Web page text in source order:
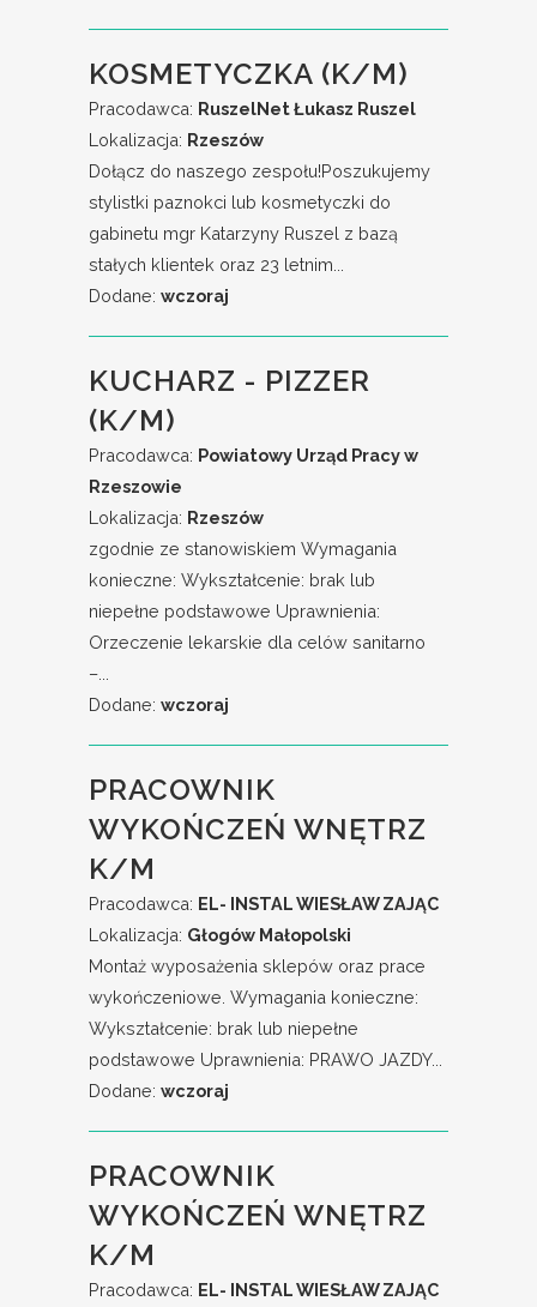
KOSMETYCZKA (K/M)
Pracodawca: RuszelNet Łukasz Ruszel
Lokalizacja: Rzeszów
Dołącz do naszego zespołu!Poszukujemy
stylistki paznokci lub kosmetyczki do
gabinetu mgr Katarzyny Ruszel z bazą
stałych klientek oraz 23 letnim...
Dodane: wczoraj
KUCHARZ - PIZZER
(K/M)
Pracodawca: Powiatowy Urząd Pracy w
Rzeszowie
Lokalizacja: Rzeszów
zgodnie ze stanowiskiem Wymagania
konieczne: Wykształcenie: brak lub
niepełne podstawowe Uprawnienia:
Orzeczenie lekarskie dla celów sanitarno
–...
Dodane: wczoraj
PRACOWNIK
WYKOŃCZEŃ WNĘTRZ
K/M
Pracodawca: EL- INSTAL WIESŁAW ZAJĄC
Lokalizacja: Głogów Małopolski
Montaż wyposażenia sklepów oraz prace
wykończeniowe. Wymagania konieczne:
Wykształcenie: brak lub niepełne
podstawowe Uprawnienia: PRAWO JAZDY...
Dodane: wczoraj
PRACOWNIK
WYKOŃCZEŃ WNĘTRZ
K/M
Pracodawca: EL- INSTAL WIESŁAW ZAJĄC